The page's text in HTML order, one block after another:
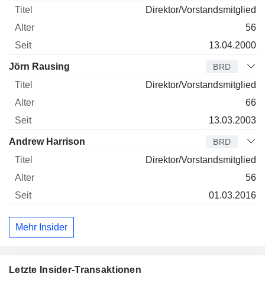
Direktor/Vorstandsmitglied
56
13.04.2000
Jörn Rausing BRD
Direktor/Vorstandsmitglied
66
13.03.2003
Andrew Harrison BRD
Direktor/Vorstandsmitglied
56
01.03.2016
Mehr Insider
Letzte Insider-Transaktionen